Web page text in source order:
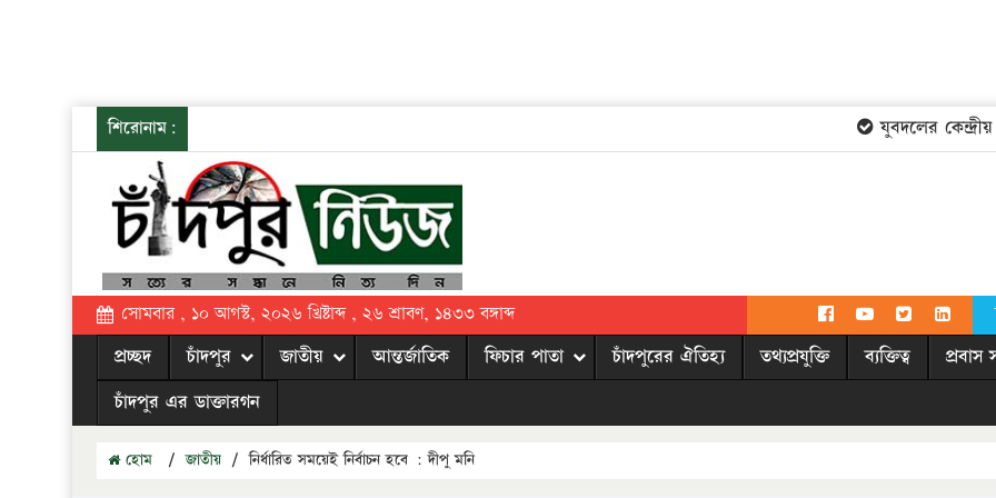
শিরোনাম: যুবদলের কেন্দ্রীয়
সোমবার , ১০ আগস্ট, ২০২৬ খ্রিষ্টাব্দ , ২৬ শ্রাবণ, ১৪৩৩ বঙ্গাব্দ
প্রচ্ছদ চাঁদপুর জাতীয় আন্তর্জাতিক ফিচার পাতা চাঁদপুরের ঐতিহ্য তথ্যপ্রযুক্তি ব্যক্তিত্ব প্রবাস
চাঁদপুর এর ডাক্তারগন
হোম / জাতীয় / নির্ধারিত সময়েই নির্বাচন হবে : দীপু মনি